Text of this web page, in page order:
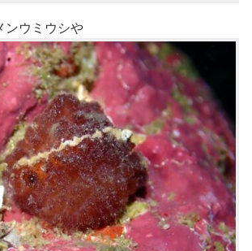
ンウミウシや